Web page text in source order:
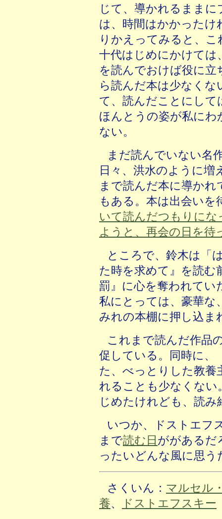
じて、導かれるまま
は、時間はかかったけ
りかえってみると、
十代はじめにかけて
を読んでおけば役に
ら読んだ本は少なく
て、読んだことにし
ほんとうの姿が私に
ない。
まだ読んでいない名
日々、洪水のように
まで読んだ本に導か
もある。本は出会いを
いて読んだつもりに
ようと、再会の日を
ところで、鈴木は「
た時を求めて』を読む
罰』に心を奪われてい
私にとっては、豪華な
みれの本棚に押し込ま
これまで読んだ作品
促している。同時に、
た、べっとりした教養
れることも少なくない
じめたけれども、読
いつか、ドストエフ
まで読む日ががあるだ
ったいどんな風に思う
さくいん： マルセル
養、 ドストエフスキー